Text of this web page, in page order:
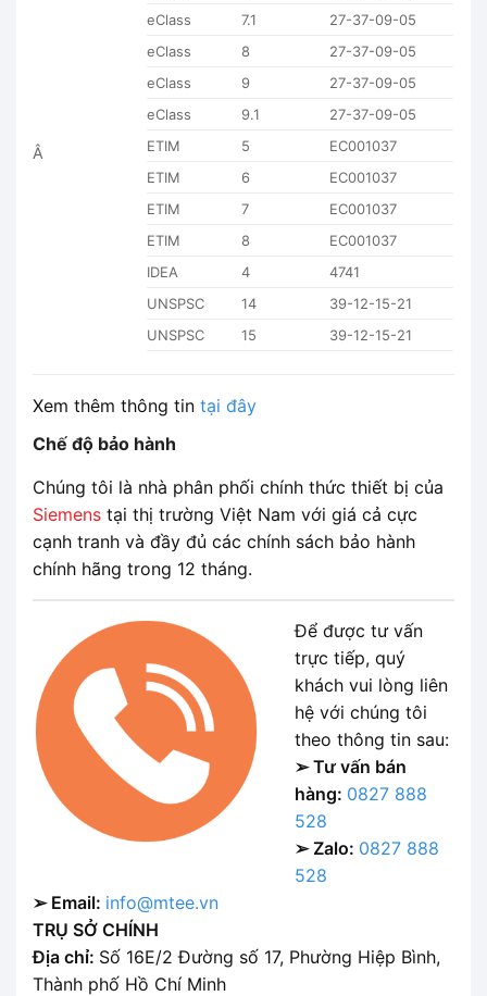
Â
eClass
7.1
27-37-09-05
eClass
8
27-37-09-05
eClass
9
27-37-09-05
eClass
9.1
27-37-09-05
ETIM
5
EC001037
ETIM
6
EC001037
ETIM
7
EC001037
ETIM
8
EC001037
IDEA
4
4741
UNSPSC
14
39-12-15-21
UNSPSC
15 39-12-15-21
Xem thêm thông tin tại đây
Chế độ bảo hành
Chúng tôi là nhà phân phối chính thức thiết bị của
Siemens tại thị trường Việt Nam với giá cả cực
cạnh tranh và đầy đủ các chính sách bảo hành
chính hãng trong 12 tháng.
Để được tư vấn
trực tiếp, quý
khách vui lòng liên
hệ với chúng tôi
theo thông tin sau:
➢ Tư vấn bán
hàng: 0827 888
528
➢ Zalo: 0827 888
528
➢ Email: info@mtee.vn
TRỤ SỞ CHÍNH
Địa chỉ: Số 16E/2 Đường số 17, Phường Hiệp Bình,
Thành phố Hồ Chí Minh